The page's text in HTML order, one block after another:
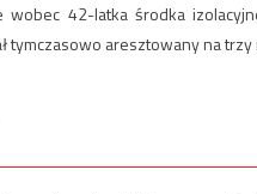
wobec 42-latka środka
tymczasowo aresztowany na trzy